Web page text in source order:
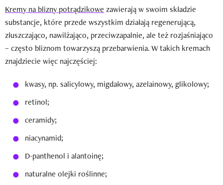
Kremy na blizny potrądzikowe zawierają w swoim składzie
substancje, które przede wszystkim działają regenerującą,
złuszczająco, nawilżająco, przeciwzapalnie, ale też rozjaśniająco
– często bliznom towarzyszą przebarwienia. W takich kremach
znajdziecie więc najczęściej:
kwasy, np. salicylowy, migdałowy, azelainowy, glikolowy;
retinol;
ceramidy;
niacynamid;
D-panthenol i alantoinę;
naturalne olejki roślinne;